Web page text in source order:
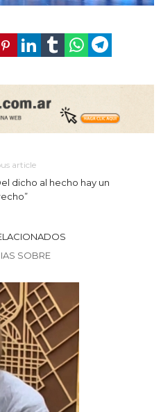
article
dicho al hecho hay un
SOBRE